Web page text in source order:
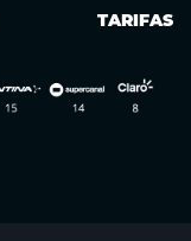
TARIFAS